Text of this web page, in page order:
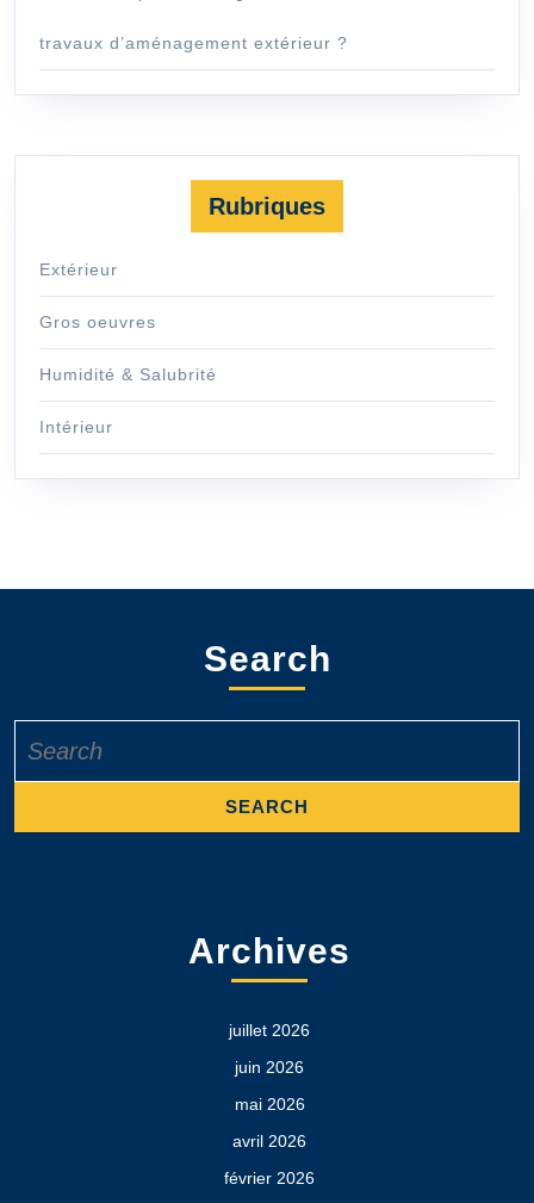
travaux d’aménagement extérieur ?
Rubriques
Extérieur
Gros oeuvres
Humidité & Salubrité
Intérieur
Search
for:
Archives
juillet 2026
juin 2026
mai 2026
avril 2026
février 2026